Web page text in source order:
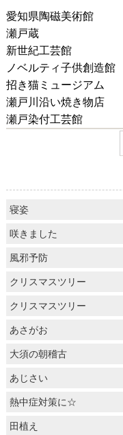
愛知県陶磁美術館
瀬戸蔵
新世紀工芸館
ノベルティ子供創造館
招き猫ミュージアム
瀬戸川沿い焼き物店
瀬戸染付工芸館
寝姿
咲きました
風邪予防
クリスマスツリー
クリスマスツリー
あさがお
大須の朝稽古
あじさい
熱中症対策に☆
田植え